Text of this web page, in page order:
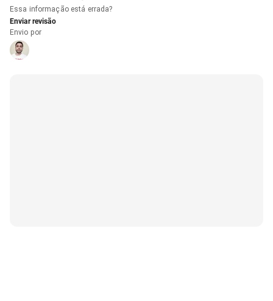
Essa informação está errada?
Enviar revisão
Envio por